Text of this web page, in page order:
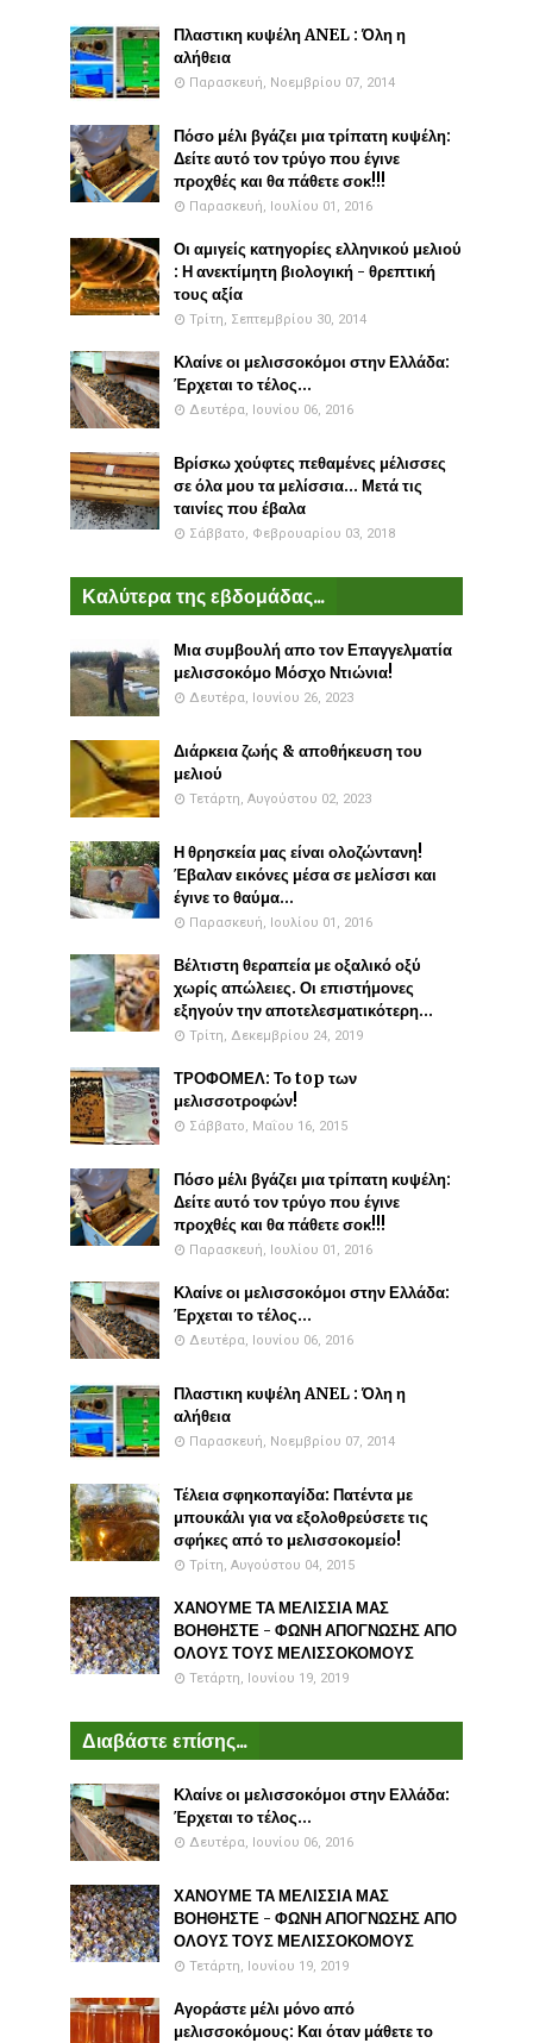
Πλαστικη κυψέλη ANEL : Όλη η
αλήθεια
Παρασκευή, Νοεμβρίου 07, 2014
Πόσο μέλι βγάζει μια τρίπατη κυψέλη:
Δείτε αυτό τον τρύγο που έγινε
προχθές και θα πάθετε σοκ!!!
Παρασκευή, Ιουλίου 01, 2016
Οι αμιγείς κατηγορίες ελληνικού μελιού
: Η ανεκτίμητη βιολογική - θρεπτική
τους αξία
Τρίτη, Σεπτεμβρίου 30, 2014
Κλαίνε οι μελισσοκόμοι στην Ελλάδα:
Έρχεται το τέλος...
Δευτέρα, Ιουνίου 06, 2016
Βρίσκω χούφτες πεθαμένες μέλισσες
σε όλα μου τα μελίσσια... Μετά τις
ταινίες που έβαλα
Σάββατο, Φεβρουαρίου 03, 2018
Καλύτερα της εβδομάδας...
Μια συμβουλή απο τον Επαγγελματία
μελισσοκόμο Μόσχο Ντιώνια!
Δευτέρα, Ιουνίου 26, 2023
Διάρκεια ζωής & αποθήκευση του
μελιού
Τετάρτη, Αυγούστου 02, 2023
Η θρησκεία μας είναι ολοζώντανη!
Έβαλαν εικόνες μέσα σε μελίσσι και
έγινε το θαύμα...
Παρασκευή, Ιουλίου 01, 2016
Βέλτιστη θεραπεία με οξαλικό οξύ
χωρίς απώλειες. Οι επιστήμονες
εξηγούν την αποτελεσματικότερη...
Τρίτη, Δεκεμβρίου 24, 2019
ΤΡΟΦΟΜΕΛ: Το top των
μελισσοτροφών!
Σάββατο, Μαΐου 16, 2015
Πόσο μέλι βγάζει μια τρίπατη κυψέλη:
Δείτε αυτό τον τρύγο που έγινε
προχθές και θα πάθετε σοκ!!!
Παρασκευή, Ιουλίου 01, 2016
Κλαίνε οι μελισσοκόμοι στην Ελλάδα:
Έρχεται το τέλος...
Δευτέρα, Ιουνίου 06, 2016
Πλαστικη κυψέλη ANEL : Όλη η
αλήθεια
Παρασκευή, Νοεμβρίου 07, 2014
Τέλεια σφηκοπαγίδα: Πατέντα με
μπουκάλι για να εξολοθρεύσετε τις
σφήκες από το μελισσοκομείο!
Τρίτη, Αυγούστου 04, 2015
ΧΑΝΟΥΜΕ ΤΑ ΜΕΛΙΣΣΙΑ ΜΑΣ
ΒΟΗΘΗΣΤΕ - ΦΩΝΗ ΑΠΟΓΝΩΣΗΣ ΑΠΟ
ΟΛΟΥΣ ΤΟΥΣ ΜΕΛΙΣΣΟΚΟΜΟΥΣ
Τετάρτη, Ιουνίου 19, 2019
Διαβάστε επίσης...
Κλαίνε οι μελισσοκόμοι στην Ελλάδα:
Έρχεται το τέλος...
Δευτέρα, Ιουνίου 06, 2016
ΧΑΝΟΥΜΕ ΤΑ ΜΕΛΙΣΣΙΑ ΜΑΣ
ΒΟΗΘΗΣΤΕ - ΦΩΝΗ ΑΠΟΓΝΩΣΗΣ ΑΠΟ
ΟΛΟΥΣ ΤΟΥΣ ΜΕΛΙΣΣΟΚΟΜΟΥΣ
Τετάρτη, Ιουνίου 19, 2019
Αγοράστε μέλι μόνο από
μελισσοκόμους: Και όταν μάθετε το